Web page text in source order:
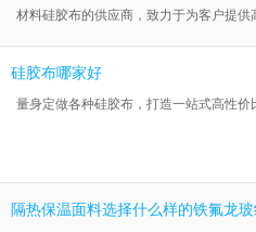
材料硅胶布的供应商，致力于为客户提
耐高温、耐腐蚀、抗老化性能，可在-
同时，硅胶布材质轻便柔软，易于折叠和
硅胶布哪家好
量身定做各种硅胶布，打造一站式高性价
隔热保温面料选择什么样的铁氟龙